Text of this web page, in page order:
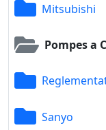
Mitsubishi
Pompes a
Sanyo